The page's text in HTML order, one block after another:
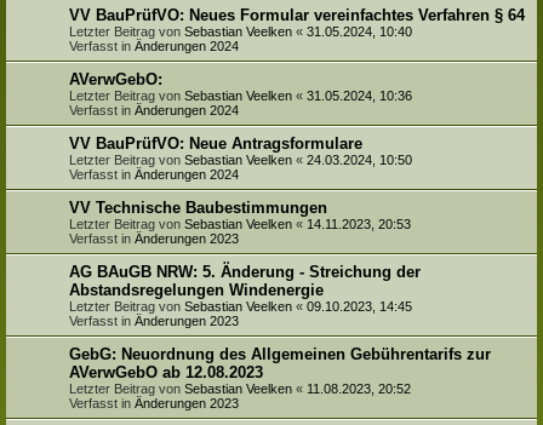
VV BauPrüfVO: Neues Formular vereinfachtes Verfahren § 64
Letzter Beitrag von Sebastian Veelken « 31.05.2024, 10:40
Verfasst in Änderungen 2024
AVerwGebO:
Letzter Beitrag von Sebastian Veelken « 31.05.2024, 10:36
Verfasst in Änderungen 2024
VV BauPrüfVO: Neue Antragsformulare
Letzter Beitrag von Sebastian Veelken « 24.03.2024, 10:50
Verfasst in Änderungen 2024
VV Technische Baubestimmungen
Letzter Beitrag von Sebastian Veelken « 14.11.2023, 20:53
Verfasst in Änderungen 2023
AG BAuGB NRW: 5. Änderung - Streichung der
Abstandsregelungen Windenergie
Letzter Beitrag von Sebastian Veelken « 09.10.2023, 14:45
Verfasst in Änderungen 2023
GebG: Neuordnung des Allgemeinen Gebührentarifs zur
AVerwGebO ab 12.08.2023
Letzter Beitrag von Sebastian Veelken « 11.08.2023, 20:52
Verfasst in Änderungen 2023